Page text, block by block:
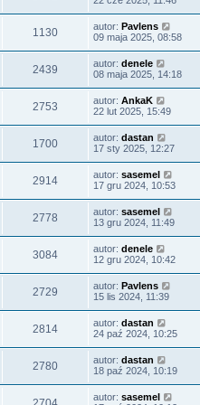
1130 autor: Pavlens
09 maja 2025, 08:58
2439 autor: denele
08 maja 2025, 14:18
2753 autor: AnkaK
22 lut 2025, 15:49
1700 autor: dastan
17 sty 2025, 12:27
2914 autor: sasemel
17 gru 2024, 10:53
2778 autor: sasemel
13 gru 2024, 11:49
3084 autor: denele
12 gru 2024, 10:42
2729 autor: Pavlens
15 lis 2024, 11:39
2814 autor: dastan
24 paź 2024, 10:25
2780 autor: dastan
18 paź 2024, 10:19
autor: sasemel